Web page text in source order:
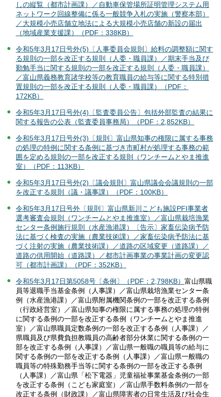
しの縦覧（都市計画課）／自動車保管場所証明管理システム用
ネットワーク回線整備に係る一般競争入札の実施（警察本部）
／大規模小売店舗立地法による大規模小売店舗の新設の届出
（地域産業支援課）（PDF：338KB）
令和5年3月17日号外(5)〔人事委員会規則〕給料の調整額に関す
る規則の一部を改正する規則（人委・職員課）／期末手当及び
勤勉手当に関する規則の一部を改正する規則（人委・職員課）
／富山県義務教育諸学校等の教育職員の給与等に関する特別措
置規則の一部を改正する規則（人委・職員課）（PDF：
172KB）
令和5年3月17日号外(4)〔監査委員公告〕包括外部監査の結果に
関する報告の公表（監査委員事務局）（PDF：2,852KB）
令和5年3月17日号外(3)〔規則〕富山県知事の権限に属する事務
の処理の特例に関する条例に基づき市町村が処理する事務の範
囲を定める規則の一部を改正する規則（ワンチームとやま推進
室）（PDF：113KB）
令和5年3月17日号外(2)〔議会規則〕富山県議会会議規則の一部
を改正する規則（議・議事課）（PDF：100KB）
令和5年3月17日号外〔規則〕富山県新川こども施設PFI事業者
選考審査会規則（ワンチームとやま推進室）／富山県栽培漁業
センター条例施行規則（水産漁港課）〔告示〕家畜伝染病予防
法に基づく検査の実施（農業技術課）／家畜伝染病予防法に基
づく注射の実施（農業技術課）／道路の区域変更（道路課）／
道路の供用開始（道路課）／都市計画事業の事業計画の変更認
可（都市計画課）（PDF：352KB）
令和5年3月17日第5058号〔条例〕（PDF：2,798KB） 富山県職
員等退職手当基金条例（人事課）／富山県栽培漁業センター条
例（水産漁港課）／富山県附属機関条例の一部を改正する条例
（行政経営室）／富山県知事の権限に属する事務の処理の特例
に関する条例の一部を改正する条例（ワンチームとやま推進
室）／富山県職員定数条例の一部を改正する条例（人事課）／
県職員及び県費負担教職員の高齢者部分休業に関する条例の一
部を改正する条例（人事課）／富山県一般職の職員等の給与に
関する条例の一部を改正する条例（人事課）／富山県一般職の
職員等の特殊勤務手当等に関する条例の一部を改正する条例
（人事課）／富山県「松下電器」児童福祉事業基金条例の一部
を改正する条例（こども家庭室）／富山県手数料条例の一部を
改正する条例（財政課）／富山県障害者の日常生活及び社会生